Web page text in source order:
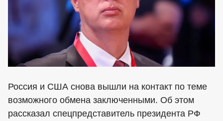
Россия и США снова вышли на контакт по теме
возможного обмена заключенными. Об этом
рассказал спецпредставитель президента РФ